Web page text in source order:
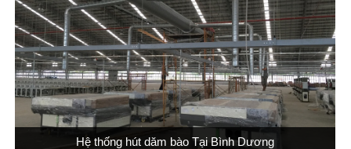
Hệ thống hút dăm bào Tại Bình Dương